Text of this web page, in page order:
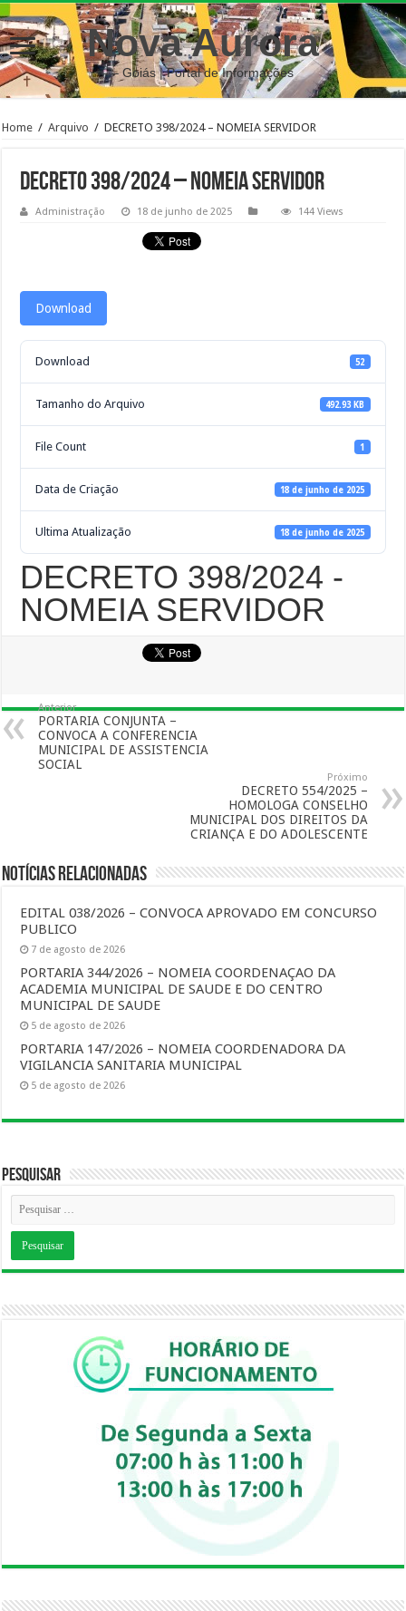
Nova Aurora
– Goiás | Portal de Informações
Home / Arquivo / DECRETO 398/2024 – NOMEIA SERVIDOR
DECRETO 398/2024 – NOMEIA SERVIDOR
Administração 18 de junho de 2025 144 Views
Download
Download 52
Tamanho do Arquivo 492.93 KB
File Count 1
Data de Criação 18 de junho de 2025
Ultima Atualização 18 de junho de 2025
DECRETO 398/2024 -
NOMEIA SERVIDOR
Anterior
PORTARIA CONJUNTA –
CONVOCA A CONFERENCIA
MUNICIPAL DE ASSISTENCIA
SOCIAL
Próximo
DECRETO 554/2025 –
HOMOLOGA CONSELHO
MUNICIPAL DOS DIREITOS DA
CRIANÇA E DO ADOLESCENTE
Notícias Relacionadas
EDITAL 038/2026 – CONVOCA APROVADO EM CONCURSO
PUBLICO
7 de agosto de 2026
PORTARIA 344/2026 – NOMEIA COORDENAÇAO DA
ACADEMIA MUNICIPAL DE SAUDE E DO CENTRO
MUNICIPAL DE SAUDE
5 de agosto de 2026
PORTARIA 147/2026 – NOMEIA COORDENADORA DA
VIGILANCIA SANITARIA MUNICIPAL
5 de agosto de 2026
Pesquisar